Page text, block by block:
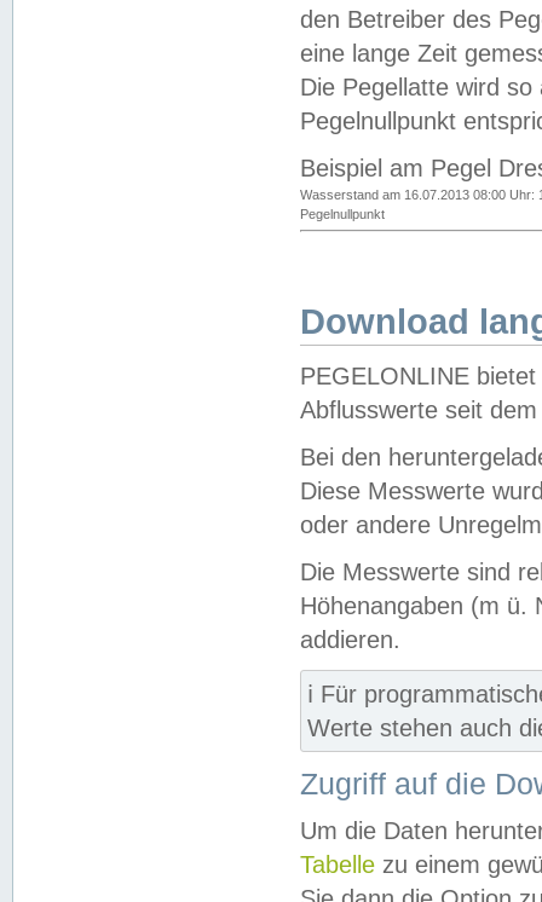
den Betreiber des
eine lange Zeit
Die Pegellatte wird
Pegelnullpunkt
Beispiel am Pegel
Wasserstand am 16.07.2013 08:00 Uhr:
Pegelnullpunkt
Download
PEGELONLINE
Abflusswerte seit
Bei den
Diese Messwerte
oder andere
Die Messwerte sind
Höhenangaben (m ü.
addieren.
ℹ️ Für
Werte stehen auch
Zugriff auf die
Um die Daten
Tabelle zu einem